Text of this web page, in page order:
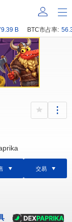
B BTC市占率:
交易